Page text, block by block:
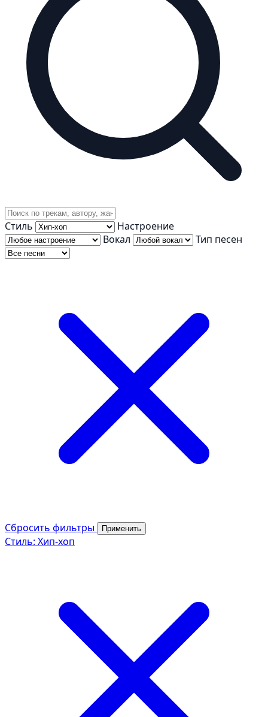
Стиль
Настроение
Вокал
Тип песен
Сбросить фильтры Применить
Стиль: Хип-хоп